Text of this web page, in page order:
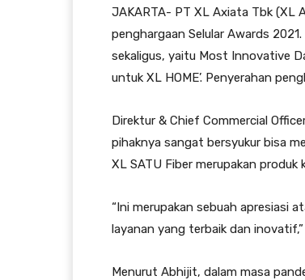
JAKARTA- PT XL Axiata Tbk (XL
penghargaan Selular Awards
sekaligus, yaitu Most Innovative
untuk XL HOME’. Penyerahan
Direktur & Chief Commercial
pihaknya sangat bersyukur bisa
XL SATU Fiber merupakan
“Ini merupakan sebuah apresiasi
layanan yang terbaik dan
Menurut Abhijit, dalam masa